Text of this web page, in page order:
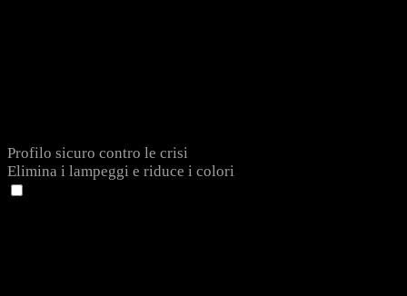
Profilo sicuro contro le crisi
Elimina i lampeggi e riduce i colori